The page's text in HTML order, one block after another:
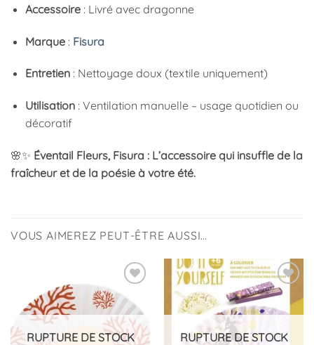
Accessoire: Livré avec dragonne
Marque: Fisura
Entretien: Nettoyage doux (textile uniquement)
Utilisation: Ventilation manuelle – usage quotidien ou
décoratif
🌸✨ Éventail Fleurs, Fisura : L’accessoire qui insuffle de la
fraîcheur et de la poésie à votre été.
VOUS AIMEREZ PEUT-ÊTRE AUSSI…
Ajouter
à la
liste
d’envies
RUPTURE DE STOCK
Ajouter
liste
RUPTURE DE STOCK